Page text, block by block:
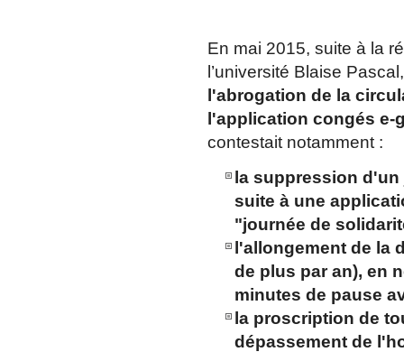
En mai 2015, suite à la
l’université Blaise
l'abrogation de la
l'application congés e-
contestait notamment :
la suppression d'un
suite à une
"journée de
l'allongement de la
de plus par an), en
minutes de pause
la proscription de
dépassement de